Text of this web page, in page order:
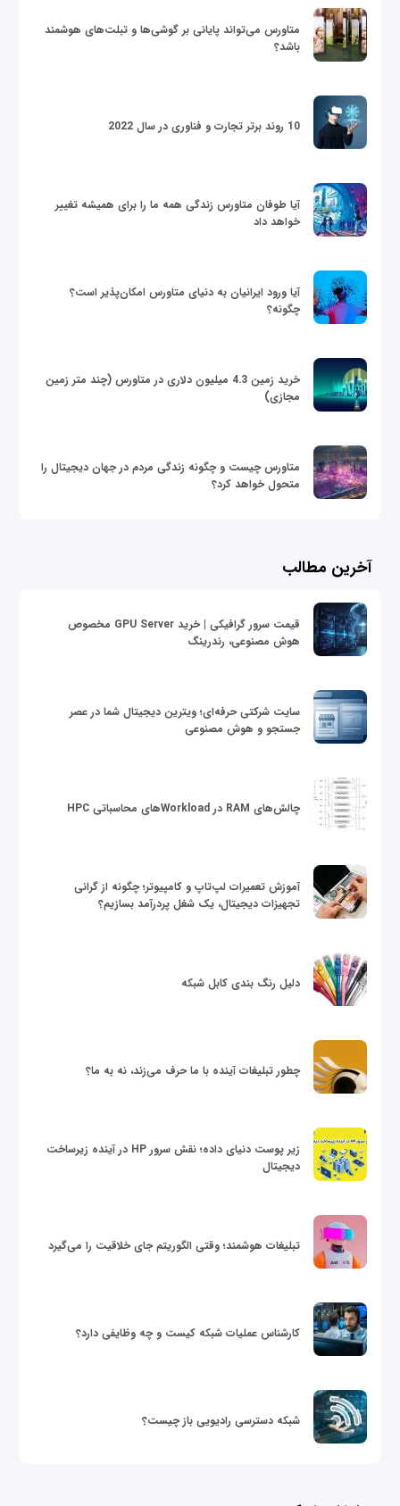
متاورس می‌تواند پایانی بر گوشی‌ها و تبلت‌های هوشمند
باشد؟
10 روند برتر تجارت و فناوری در سال 2022
آیا طوفان متاورس زندگی همه ما را برای همیشه تغییر
خواهد داد
آیا ورود ایرانیان به دنیای متاورس امکان‌پذیر است؟
چگونه؟
خرید زمین 4.3 میلیون دلاری در متاورس (چند متر زمین
مجازی)
متاورس چیست و چگونه زندگی مردم در جهان دیجیتال را
متحول خواهد کرد؟
آخرین مطالب
قیمت سرور گرافیکی | خرید GPU Server مخصوص
هوش مصنوعی، رندرینگ
سایت شرکتی حرفه‌ای؛ ویترین دیجیتال شما در عصر
جستجو و هوش مصنوعی
چالش‌های RAM در Workloadهای محاسباتی HPC
آموزش تعمیرات لپ‌تاپ و کامپیوتر؛ چگونه از گرانی
تجهیزات دیجیتال، یک شغل پردرآمد بسازیم؟
دلیل رنگ بندی کابل شبکه
چطور تبلیغات آینده با ما حرف می‌زند، نه به ما؟
زیر پوست دنیای داده؛ نقش سرور HP در آینده زیرساخت
دیجیتال
تبلیغات هوشمند؛ وقتی الگوریتم جای خلاقیت را می‌گیرد
کارشناس عملیات شبکه کیست و چه وظایفی دارد؟
شبکه دسترسی رادیویی باز چیست؟